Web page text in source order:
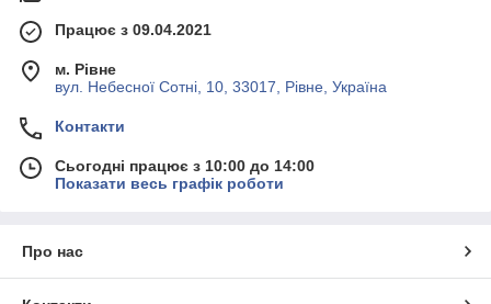
Працює з 09.04.2021
м. Рівне
вул. Небесної Сотні, 10, 33017, Рівне, Україна
Контакти
Сьогодні працює з 10:00 до 14:00
Показати весь графік роботи
Про нас